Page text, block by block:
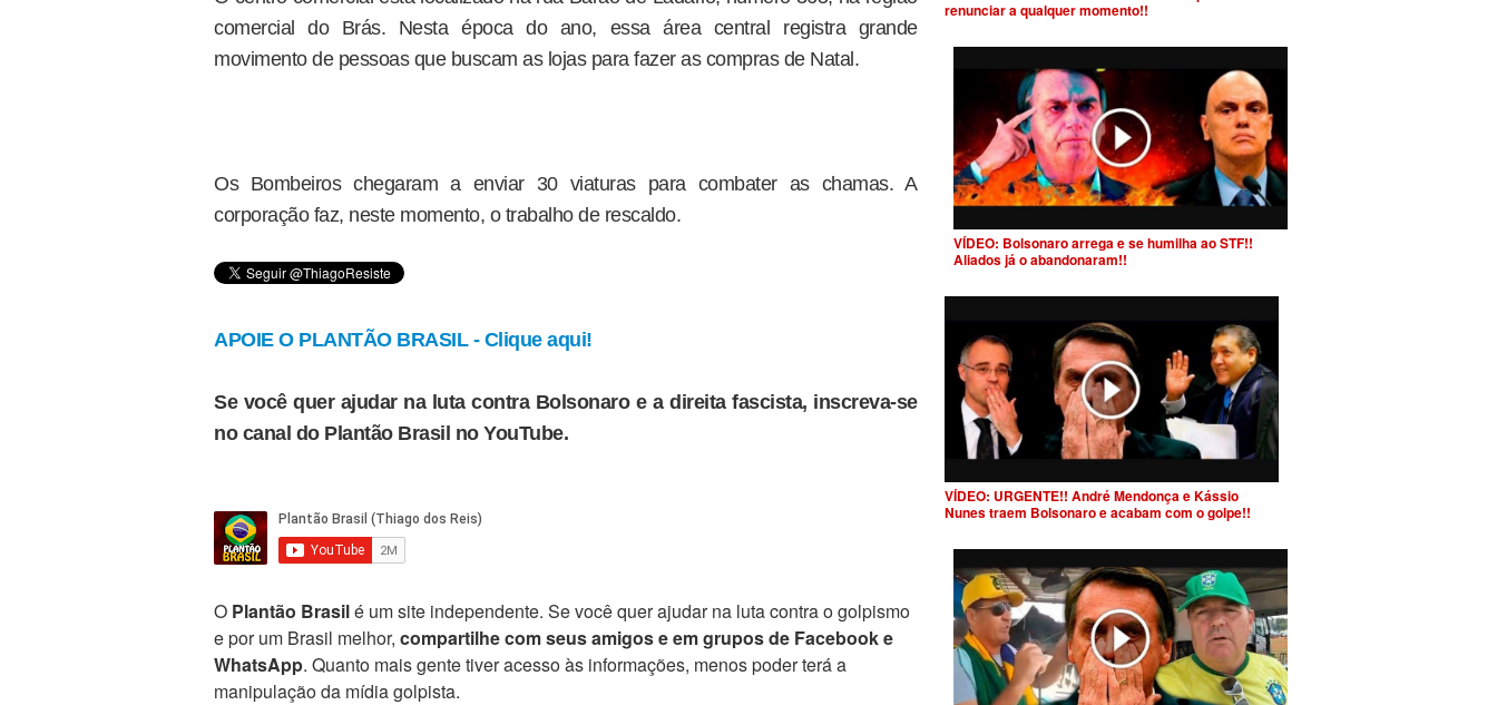
comercial do Brás. Nesta época do ano, essa área central registra grande
movimento de pessoas que buscam as lojas para fazer as compras de Natal.
Os Bombeiros chegaram a enviar 30 viaturas para combater as chamas. A
corporação faz, neste momento, o trabalho de rescaldo.
APOIE O PLANTÃO BRASIL - Clique aqui!
Se você quer ajudar na luta contra Bolsonaro e a direita fascista, inscreva-se
no canal do Plantão Brasil no YouTube.
O Plantão Brasilé um site independente. Se você quer ajudar na luta contra o golpismo
e por um Brasil melhor, compartilhe com seus amigos e em grupos de Facebook e
WhatsApp. Quanto mais gente tiver acesso às informações, menos poder terá a
manipulação da mídia golpista.
renunciar a qualquer momento!!
VÍDEO: Bolsonaro arrega e se humilha ao STF!!
Aliados já o abandonaram!!
VÍDEO: URGENTE!! André Mendonça e Kássio
Nunes traem Bolsonaro e acabam com o golpe!!